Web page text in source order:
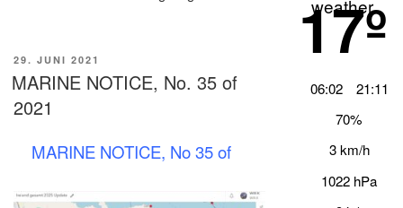
VERÖFFENTLICHT
AM
29. JUNI 2021
MARINE NOTICE, No. 35 of
2021
MARINE NOTICE, No 35 of
17º
06:02
21:11
70%
3 km/h
1022 hPa